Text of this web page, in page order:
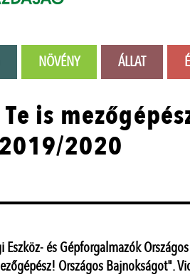
NÖVÉNY ÁLLAT
is
2020
Eszköz- és Gépforgalmazók
Országos Bajnokságot".